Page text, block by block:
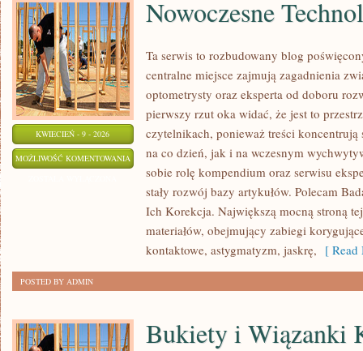
KWIECIEŃ - 9 - 2026
MOŻLIWOŚĆ KOMENTOWANIA NOWOCZESNE
TECHNOLOGIE
OPTYCE
Nowoczesne
Ta serwis to rozbudowany blog
centralne miejsce zajmują zagadnienia
optometrysty oraz eksperta od doboru
pierwszy rzut oka widać, że jest to
czytelnikach, ponieważ treści
na co dzień, jak i na wczesnym
sobie rolę kompendium oraz serwisu
stały rozwój bazy artykułów. Polecam
Ich Korekcja. Największą mocną stroną
materiałów, obejmujący zabiegi
kontaktowe, astygmatyzm, jaskrę, [ Read
POSTED BY ADMIN
Bukiety i Wiązanki